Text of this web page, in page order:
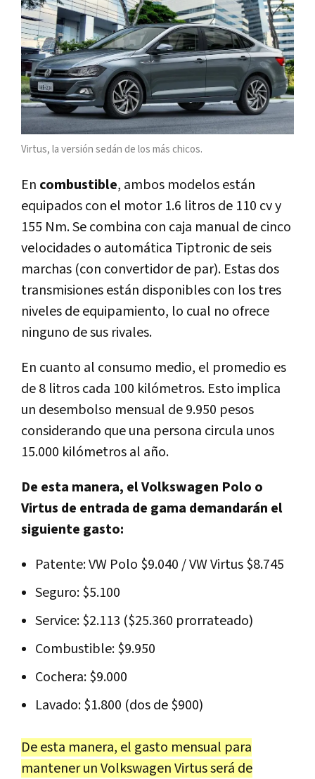
Virtus, la versión sedán de los más chicos.
En combustible, ambos modelos están
equipados con el motor 1.6 litros de 110 cv y
155 Nm. Se combina con caja manual de cinco
velocidades o automática Tiptronic de seis
marchas (con convertidor de par). Estas dos
transmisiones están disponibles con los tres
niveles de equipamiento, lo cual no ofrece
ninguno de sus rivales.
En cuanto al consumo medio, el promedio es
de 8 litros cada 100 kilómetros. Esto implica
un desembolso mensual de 9.950 pesos
considerando que una persona circula unos
15.000 kilómetros al año.
De esta manera, el Volkswagen Polo o
Virtus de entrada de gama demandarán el
siguiente gasto:
Patente: VW Polo $9.040 / VW Virtus $8.745
Seguro: $5.100
Service: $2.113 ($25.360 prorrateado)
Combustible: $9.950
Cochera: $9.000
Lavado: $1.800 (dos de $900)
De esta manera, el gasto mensual para
mantener un Volkswagen Virtus será de